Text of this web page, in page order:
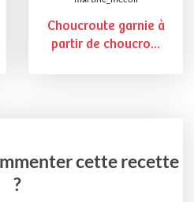
Choucroute garnie à
partir de choucro...
cette recette
?